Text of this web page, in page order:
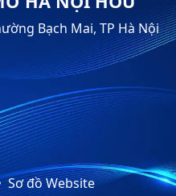
Bạch Mai, TP Hà Nội
Sơ đồ Website